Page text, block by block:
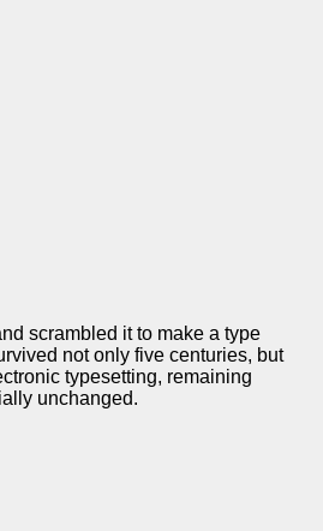
scrambled it to make a type
not only five centuries, but
typesetting, remaining
unchanged.